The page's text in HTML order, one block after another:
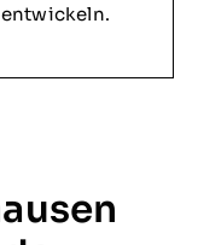
entwickeln.